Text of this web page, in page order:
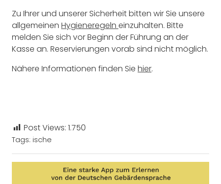
Zu Ihrer und unserer Sicherheit bitten wir Sie unsere
allgemeinen Hygieneregeln einzuhalten. Bitte
melden Sie sich vor Beginn der Führung an der
Kasse an. Reservierungen vorab sind nicht möglich.
Nähere Informationen finden Sie hier.
Post Views: 1.750
Tags: ische